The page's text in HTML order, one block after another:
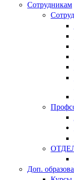
Сотрудникам
Доп.